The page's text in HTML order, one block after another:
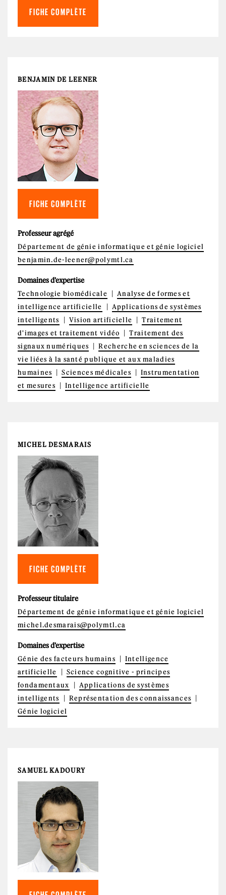
FICHE COMPLÈTE
BENJAMIN DE LEENER
FICHE COMPLÈTE
Professeur agrégé
Département de génie informatique et génie logiciel
benjamin.de-leener@polymtl.ca
Domaines d'expertise
Technologie biomédicale
Analyse de formes et
intelligence artificielle
Applications de systèmes
intelligents
Vision artificielle
Traitement
d'images et traitement vidéo
Traitement des
signaux numériques
Recherche en sciences de la
vie liées à la santé publique et aux maladies
humaines
Sciences médicales
Instrumentation
et mesures
Intelligence artificielle
MICHEL DESMARAIS
FICHE COMPLÈTE
Professeur titulaire
Département de génie informatique et génie logiciel
michel.desmarais@polymtl.ca
Domaines d'expertise
Génie des facteurs humains
Intelligence
artificielle
Science cognitive - principes
fondamentaux
Applications de systèmes
intelligents
Représentation des connaissances
Génie logiciel
SAMUEL KADOURY